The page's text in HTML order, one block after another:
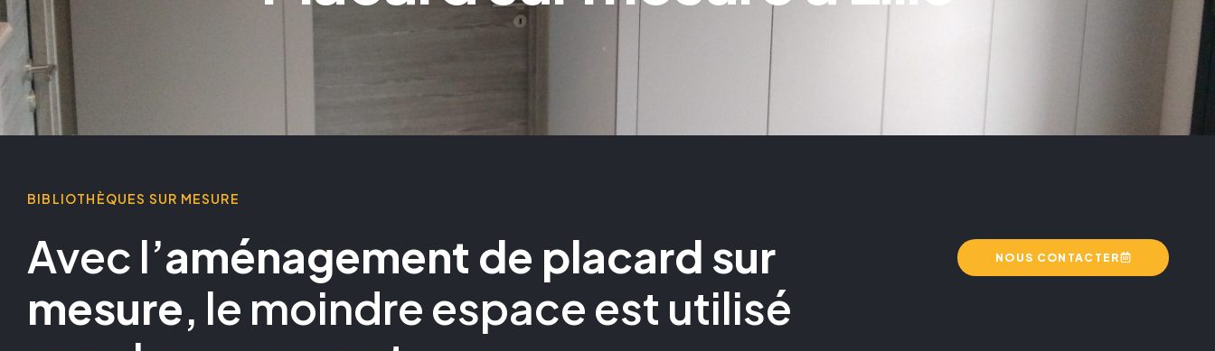
BIBLIOTHÈQUES SUR MESURE
Avec l’aménagement de placard sur
mesure, le moindre espace est utilisé
NOUS CONTACTER